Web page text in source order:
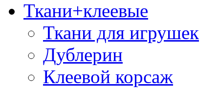
Ткани+клеевые
Ткани для игрушек
Дублерин
Клеевой корсаж